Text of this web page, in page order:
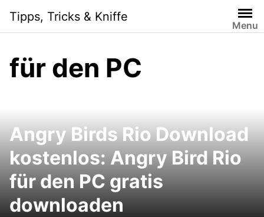
content
Tipps, Tricks & Kniffe
Menu
für den PC
Angry Birds Rio Download
kostenlos: Angry Bird Rio
für den PC gratis
downloaden